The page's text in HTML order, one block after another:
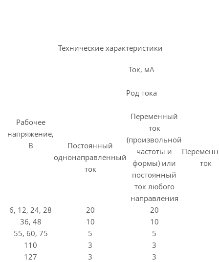
Технические характеристики
Рабочее
напряжение,
В
Ток, мА
Род тока
Постоянный
однонаправленный
ток
Переменный
ток
(произвольной
частоты и
формы) или
постоянный
ток любого
направления
ток
6, 12, 24, 28 20
20
36, 48
10
10
55, 60, 75
5
5
110
3
3
127
3
3